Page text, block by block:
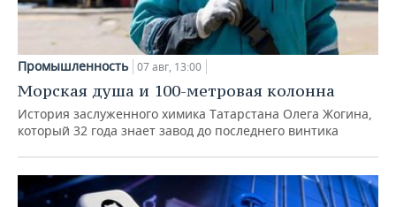
Промышленность 07 авг, 13:00
Морская душа и 100-метровая колонна
История заслуженного химика Татарстана Олега Жогина,
который 32 года знает завод до последнего винтика